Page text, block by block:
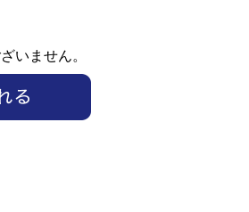
いません。